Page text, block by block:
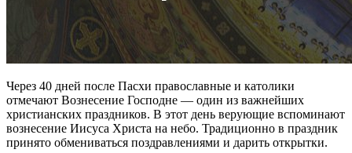
Через 40 дней после Пасхи православные и католики
отмечают Вознесение Господне — один из важнейших
христианских праздников. В этот день верующие вспоминают
вознесение Иисуса Христа на небо. Традиционно в праздник
принято обмениваться поздравлениями и дарить открытки.